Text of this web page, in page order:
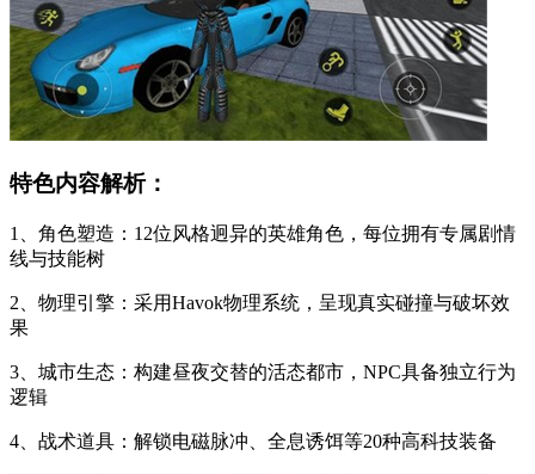
特色内容解析：
1、角色塑造：12位风格迥异的英雄角色，每位拥有专属剧情
线与技能树
2、物理引擎：采用Havok物理系统，呈现真实碰撞与破坏效
果
3、城市生态：构建昼夜交替的活态都市，NPC具备独立行为
逻辑
4、战术道具：解锁电磁脉冲、全息诱饵等20种高科技装备